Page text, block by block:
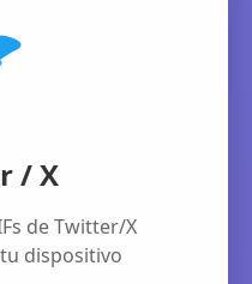
/ X
de Twitter/X
dispositivo